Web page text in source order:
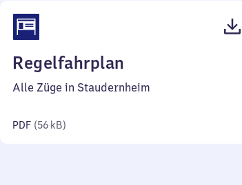
Regelfahrplan
56
Alle Züge in Staudernheim
PDF (56 kB)